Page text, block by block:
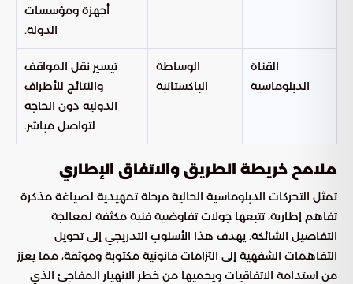
أجهزة ومؤسسات
الدولة.
القناة
الدبلوماسية
الوساطة
الباكستانية
تيسير نقل المواقف
والنتائج للأطراف
الدولية دون الحاجة
لتواصل مباشر.
ملامح خريطة الطريق والاتفاق الإطاري
تمثل التحركات الدبلوماسية الحالية مرحلة تمهيدية لصياغة مذكرة
تفاهم إطارية، تتبعها جولات تفاوضية فنية مكثفة لمعالجة
التفاصيل الشائكة. يهدف هذا الأسلوب التدريجي إلى تحويل
التفاهمات الشفهية إلى التزامات قانونية مكتوبة وموثقة، مما يعزز
من استدامة الاتفاقيات ويحميها من خطر الانهيار المفاجئ الذي